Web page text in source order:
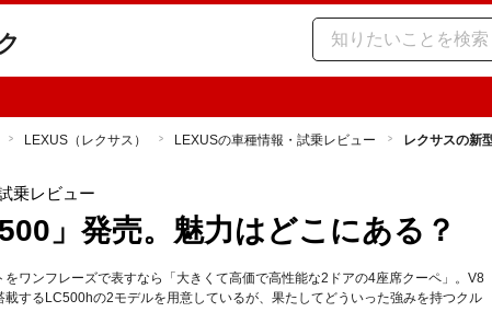
LEXUS（レクサス） LEXUSの車種情報・試乗レビュー レクサスの新
乗レビュー
」発売。魅力はどこにある？
ワンフレーズで表すなら「大きくて高価で高性能な2ドアの4座席クーペ」。V8
するLC500hの2モデルを用意しているが、果たしてどういった強みを持つクル